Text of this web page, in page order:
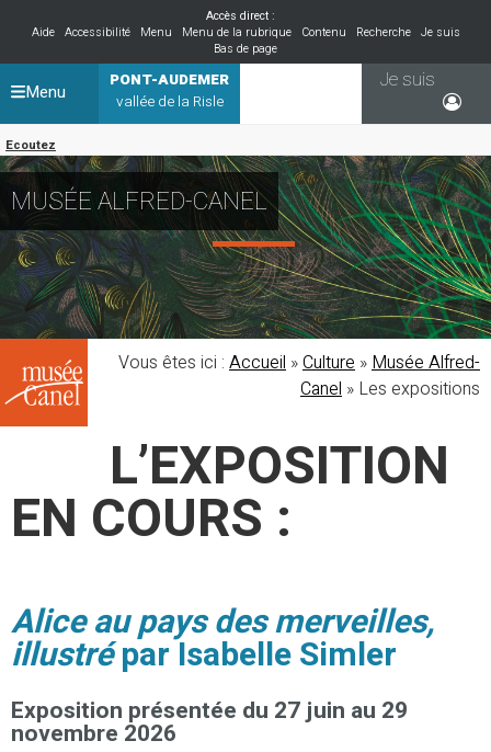
Accès direct :
Aide
Accessibilité Menu Menu de la rubrique Contenu Recherche
Je suis
Bas de page
PONT-AUDEMER
vallée de la Risle
Ecoutez
Je suis
Menu
MUSÉE ALFRED-CANEL
Vous êtes ici : Accueil »Culture »Musée Alfred-
Canel » Les expositions
L’EXPOSITION
EN COURS :
Alice au pays des merveilles,
illustrépar Isabelle Simler
Exposition présentée du 27 juin au 29
novembre 2026